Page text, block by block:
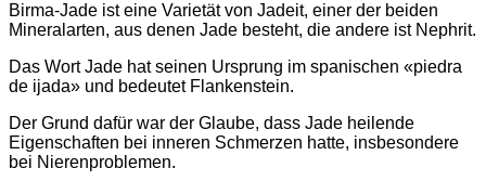
Birma-Jade ist eine Varietät von Jadeit, einer der beiden
Mineralarten, aus denen Jade besteht, die andere ist Nephrit.
Das Wort Jade hat seinen Ursprung im spanischen «piedra
de ijada» und bedeutet Flankenstein.
Der Grund dafür war der Glaube, dass Jade heilende
Eigenschaften bei inneren Schmerzen hatte, insbesondere
bei Nierenproblemen.